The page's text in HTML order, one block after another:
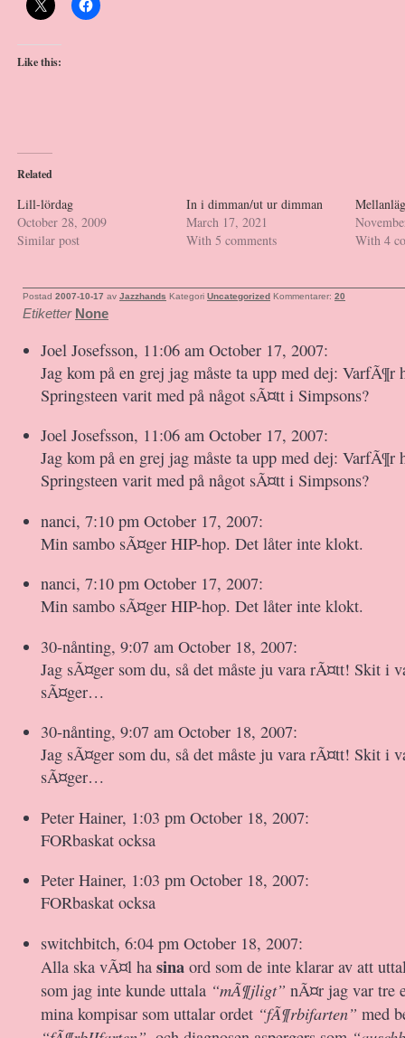
Like this:
Related
Lill-lördag
October 28, 2009
Similar post
In i dimman/ut ur dimman
March 17, 2021
With 5 comments
With 4
Postad 2007-10-17 av Jazzhands Kategori Uncategorized Kommentarer: 20
Etiketter None
Joel Josefsson, 11:06 am October 17, 2007:
Jag kom på en grej jag måste ta upp med dej: VarfÃ¶r
Springsteen varit med på något sÃ¤tt i Simpsons?
Joel Josefsson, 11:06 am October 17, 2007:
Jag kom på en grej jag måste ta upp med dej: VarfÃ¶r
Springsteen varit med på något sÃ¤tt i Simpsons?
nanci, 7:10 pm October 17, 2007:
Min sambo sÃ¤ger HIP-hop. Det låter inte klokt.
nanci, 7:10 pm October 17, 2007:
Min sambo sÃ¤ger HIP-hop. Det låter inte klokt.
30-nånting, 9:07 am October 18, 2007:
Jag sÃ¤ger som du, så det måste ju vara rÃ¤tt! Skit i
sÃ¤ger…
30-nånting, 9:07 am October 18, 2007:
Jag sÃ¤ger som du, så det måste ju vara rÃ¤tt! Skit i
sÃ¤ger…
Peter Hainer, 1:03 pm October 18, 2007:
FORbaskat ocksa
Peter Hainer, 1:03 pm October 18, 2007:
FORbaskat ocksa
switchbitch, 6:04 pm October 18, 2007:
Alla ska vÃ¤l ha sina ord som de inte klarar av att
som jag inte kunde uttala “mÃ¶jligt” nÃ¤r jag var tre
mina kompisar som uttalar ordet “fÃ¶rbifarten” med